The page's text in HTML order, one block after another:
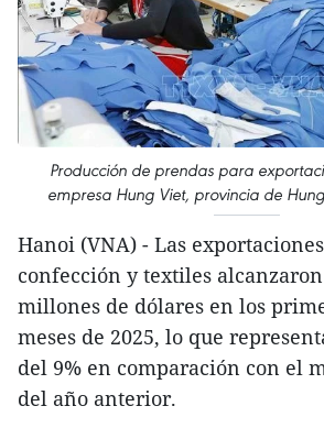
Producción de prendas para
empresa Hung Viet, provincia de
Hanoi (VNA) - Las
confección y textiles
millones de dólares en los
meses de 2025, lo que
del 9% en comparación con el
del año anterior.